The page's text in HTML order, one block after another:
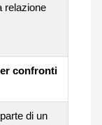
relazione
confronti
di un